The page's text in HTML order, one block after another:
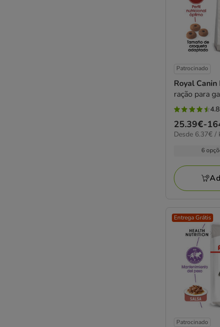
Patrocinado
Royal Canin
ração para
4.8
estrelas
com
4.8
Preço
de
164.62€
25.39€-
6.37€
Desde 6.37€ /
6
Entrega Grátis
Patrocinado